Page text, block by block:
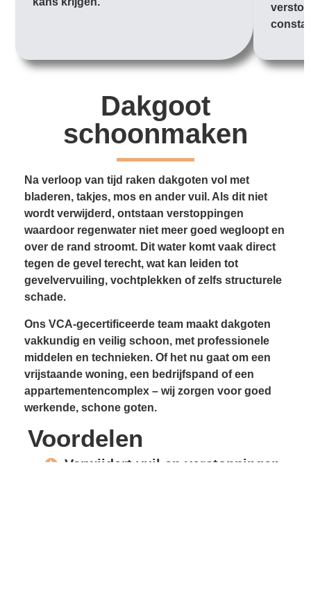
Dakgoot
schoonmaken
Na verloop van tijd raken dakgoten vol met
bladeren, takjes, mos en ander vuil. Als dit niet
wordt verwijderd, ontstaan verstoppingen
waardoor regenwater niet meer goed wegloopt en
over de rand stroomt. Dit water komt vaak direct
tegen de gevel terecht, wat kan leiden tot
gevelvervuiling, vochtplekken of zelfs structurele
schade.
Ons VCA-gecertificeerde team maakt dakgoten
vakkundig en veilig schoon, met professionele
middelen en technieken. Of het nu gaat om een
vrijstaande woning, een bedrijfspand of een
appartementencomplex – wij zorgen voor goed
werkende, schone goten.
Voordelen
Verwijdert vuil en verstoppingen